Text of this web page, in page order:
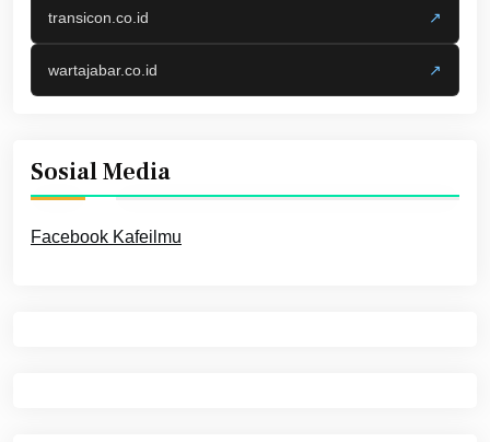
transicon.co.id ↗
wartajabar.co.id ↗
Sosial Media
Facebook Kafeilmu